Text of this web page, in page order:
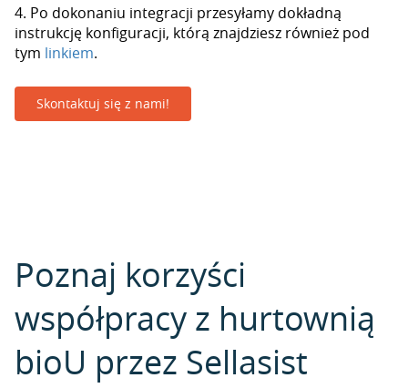
4. Po dokonaniu integracji przesyłamy dokładną
instrukcję konfiguracji, którą znajdziesz również pod
tym linkiem.
Skontaktuj się z nami!
Poznaj korzyści
współpracy z hurtownią
bioU przez Sellasist